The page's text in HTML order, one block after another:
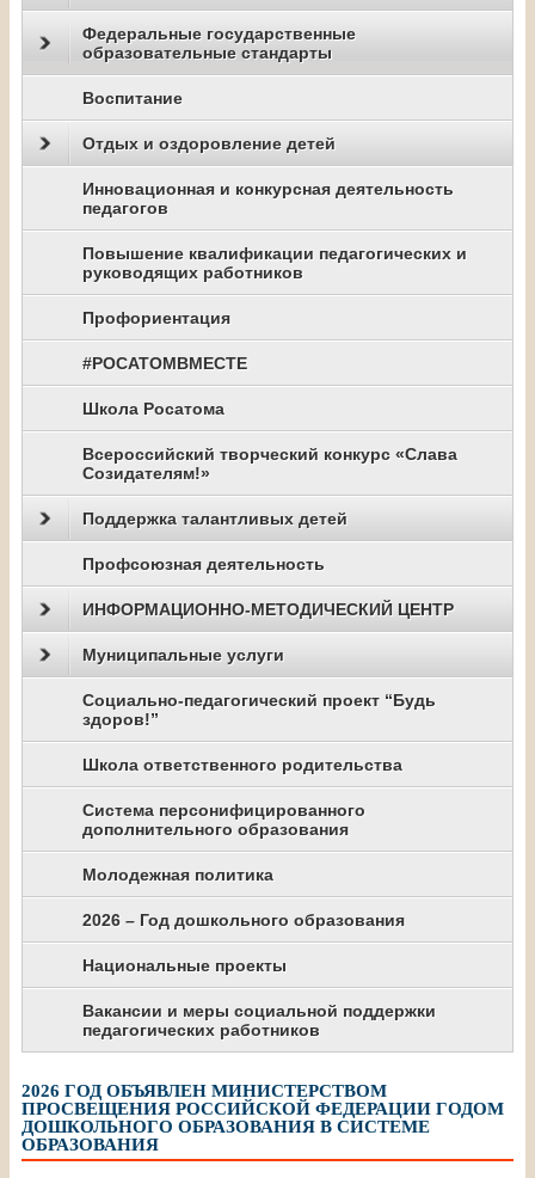
Федеральные государственные
образовательные стандарты
Воспитание
Отдых и оздоровление детей
Инновационная и конкурсная деятельность
педагогов
Повышение квалификации педагогических и
руководящих работников
Профориентация
#РОСАТОМВМЕСТЕ
Школа Росатома
Всероссийский творческий конкурс «Слава
Созидателям!»
Поддержка талантливых детей
Профсоюзная деятельность
ИНФОРМАЦИОННО-МЕТОДИЧЕСКИЙ ЦЕНТР
Муниципальные услуги
Социально-педагогический проект “Будь
здоров!”
Школа ответственного родительства
Система персонифицированного
дополнительного образования
Молодежная политика
2026 – Год дошкольного образования
Национальные проекты
Вакансии и меры социальной поддержки
педагогических работников
2026 ГОД ОБЪЯВЛЕН МИНИСТЕРСТВОМ
ПРОСВЕЩЕНИЯ РОССИЙСКОЙ ФЕДЕРАЦИИ ГОДОМ
ДОШКОЛЬНОГО ОБРАЗОВАНИЯ В СИСТЕМЕ
ОБРАЗОВАНИЯ